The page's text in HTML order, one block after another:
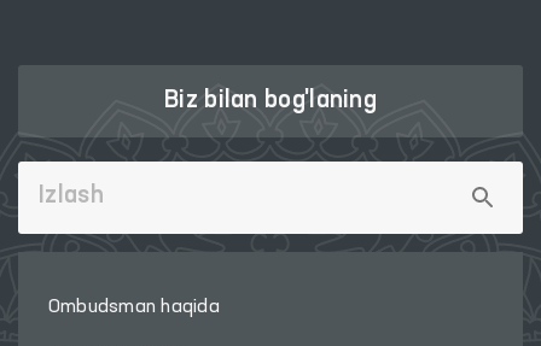
Biz bilan bog'laning
Ombudsman haqida